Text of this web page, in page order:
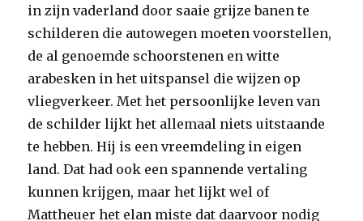
in zijn vaderland door saaie grijze banen te
schilderen die autowegen moeten voorstellen,
de al genoemde schoorstenen en witte
arabesken in het uitspansel die wijzen op
vliegverkeer. Met het persoonlijke leven van
de schilder lijkt het allemaal niets uitstaande
te hebben. Hij is een vreemdeling in eigen
land. Dat had ook een spannende vertaling
kunnen krijgen, maar het lijkt wel of
Mattheuer het elan miste dat daarvoor nodig